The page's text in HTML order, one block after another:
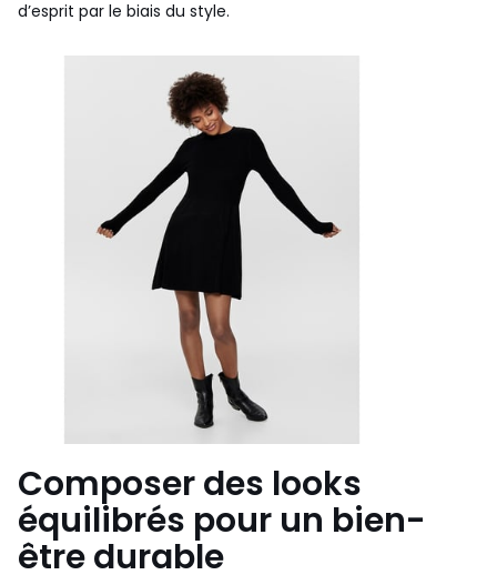
d’esprit par le biais du style.
Composer des looks
équilibrés pour un bien-
être durable